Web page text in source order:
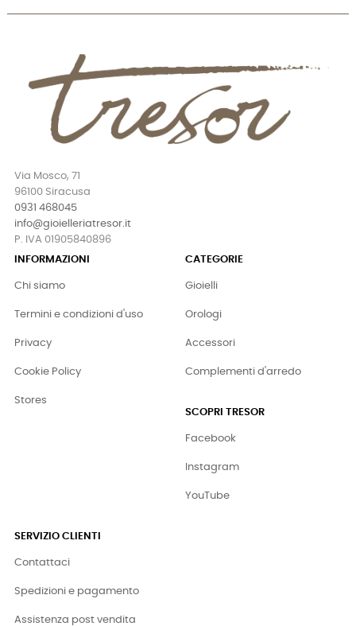
Via Mosco, 71
96100 Siracusa
0931 468045
info@gioielleriatresor.it
P. IVA 01905840896
INFORMAZIONI
Chi siamo
Termini e condizioni d'uso
Privacy
Cookie Policy
Stores
CATEGORIE
Gioielli
Orologi
Accessori
Complementi d'arredo
SCOPRI TRESOR
Facebook
Instagram
YouTube
SERVIZIO CLIENTI
Contattaci
Spedizioni e pagamento
Assistenza post vendita